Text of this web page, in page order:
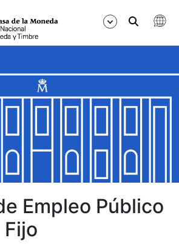
Empleo Público